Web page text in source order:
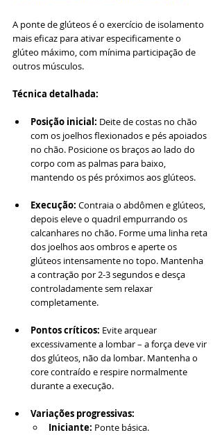
A ponte de glúteos é o exercício de isolamento
mais eficaz para ativar especificamente o
glúteo máximo, com mínima participação de
outros músculos.
Técnica detalhada:
Posição inicial: Deite de costas no chão
com os joelhos flexionados e pés apoiados
no chão. Posicione os braços ao lado do
corpo com as palmas para baixo,
mantendo os pés próximos aos glúteos.
Execução: Contraia o abdômen e glúteos,
depois eleve o quadril empurrando os
calcanhares no chão. Forme uma linha reta
dos joelhos aos ombros e aperte os
glúteos intensamente no topo. Mantenha
a contração por 2-3 segundos e desça
controladamente sem relaxar
completamente.
Pontos críticos: Evite arquear
excessivamente a lombar – a força deve vir
dos glúteos, não da lombar. Mantenha o
core contraído e respire normalmente
durante a execução.
Variações progressivas:
Iniciante: Ponte básica.